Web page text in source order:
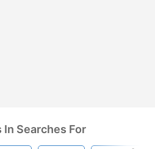
Searches For